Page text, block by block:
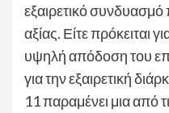
εξαιρετικό
αξίας. Είτε πρόκειται
υψηλή απόδοση του
για την εξαιρετική
11 παραμένει μια από